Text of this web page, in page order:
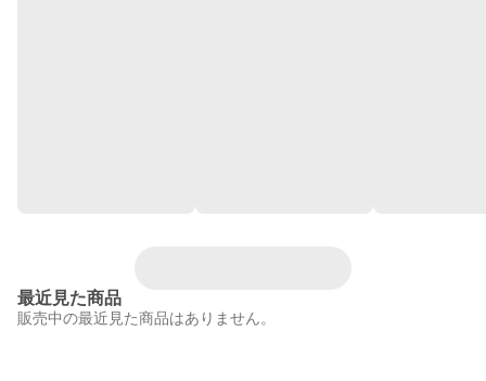
最近見た商品
販売中の最近見た商品はありません。